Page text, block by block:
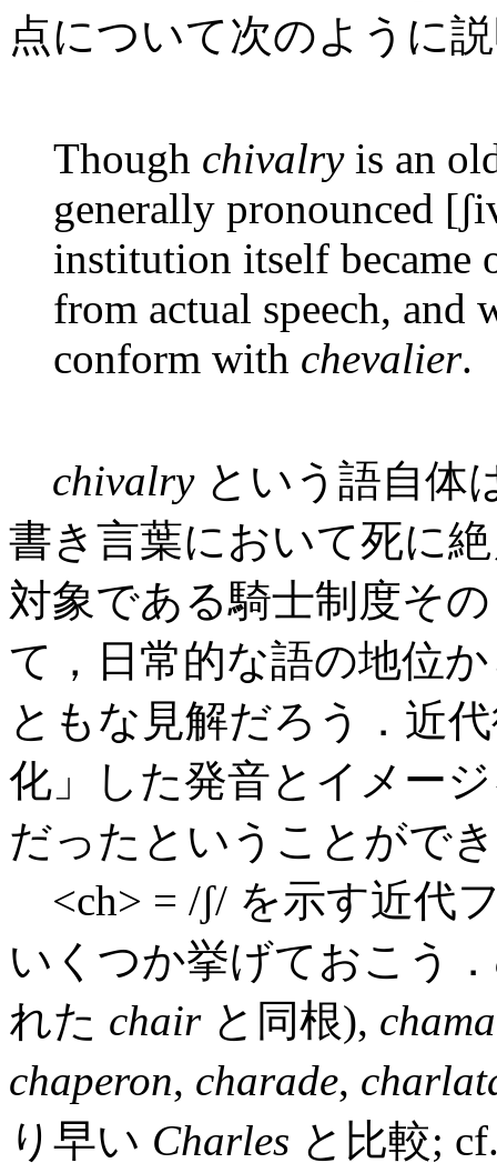
点について次のように
Though chivalryis an
generally pronounced
institution itself became
from actual speech, and
conform with chevalier.
chivalryという語自体
書き言葉において死に
対象である騎士制度そ
て，日常的な語の地位
ともな見解だろう．近
化」した発音とイメー
だったということがで
<ch> = /ʃ/ を示す近代
いくつか挙げておこう．
れた chairと同根),
chaperon, charade,
り早い Charles と比較;